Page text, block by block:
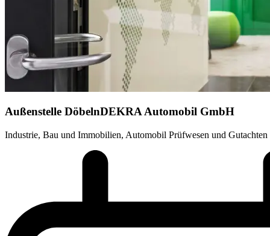
Außenstelle DöbelnDEKRA Automobil GmbH
Industrie, Bau und Immobilien, Automobil Prüfwesen und Gutachten